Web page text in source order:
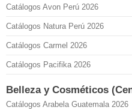
Catálogos Avon Perú 2026
Catálogos Natura Perú 2026
Catálogos Carmel 2026
Catálogos Pacifika 2026
Belleza y Cosméticos
Catálogos Arabela Guatemala 2026